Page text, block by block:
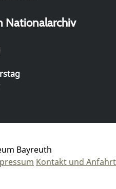
Nationalarchiv
Bayreuth
Kontakt und Anfahrt